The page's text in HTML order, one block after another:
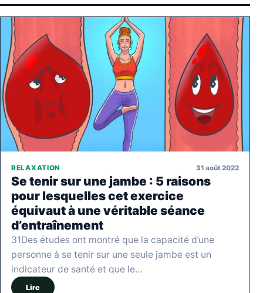
RELAXATION 31 août 2022
Se tenir sur une jambe : 5 raisons
pour lesquelles cet exercice
équivaut à une véritable séance
d’entraînement
31Des études ont montré que la capacité d’une
personne à se tenir sur une seule jambe est un
indicateur de santé et que le…
Lire